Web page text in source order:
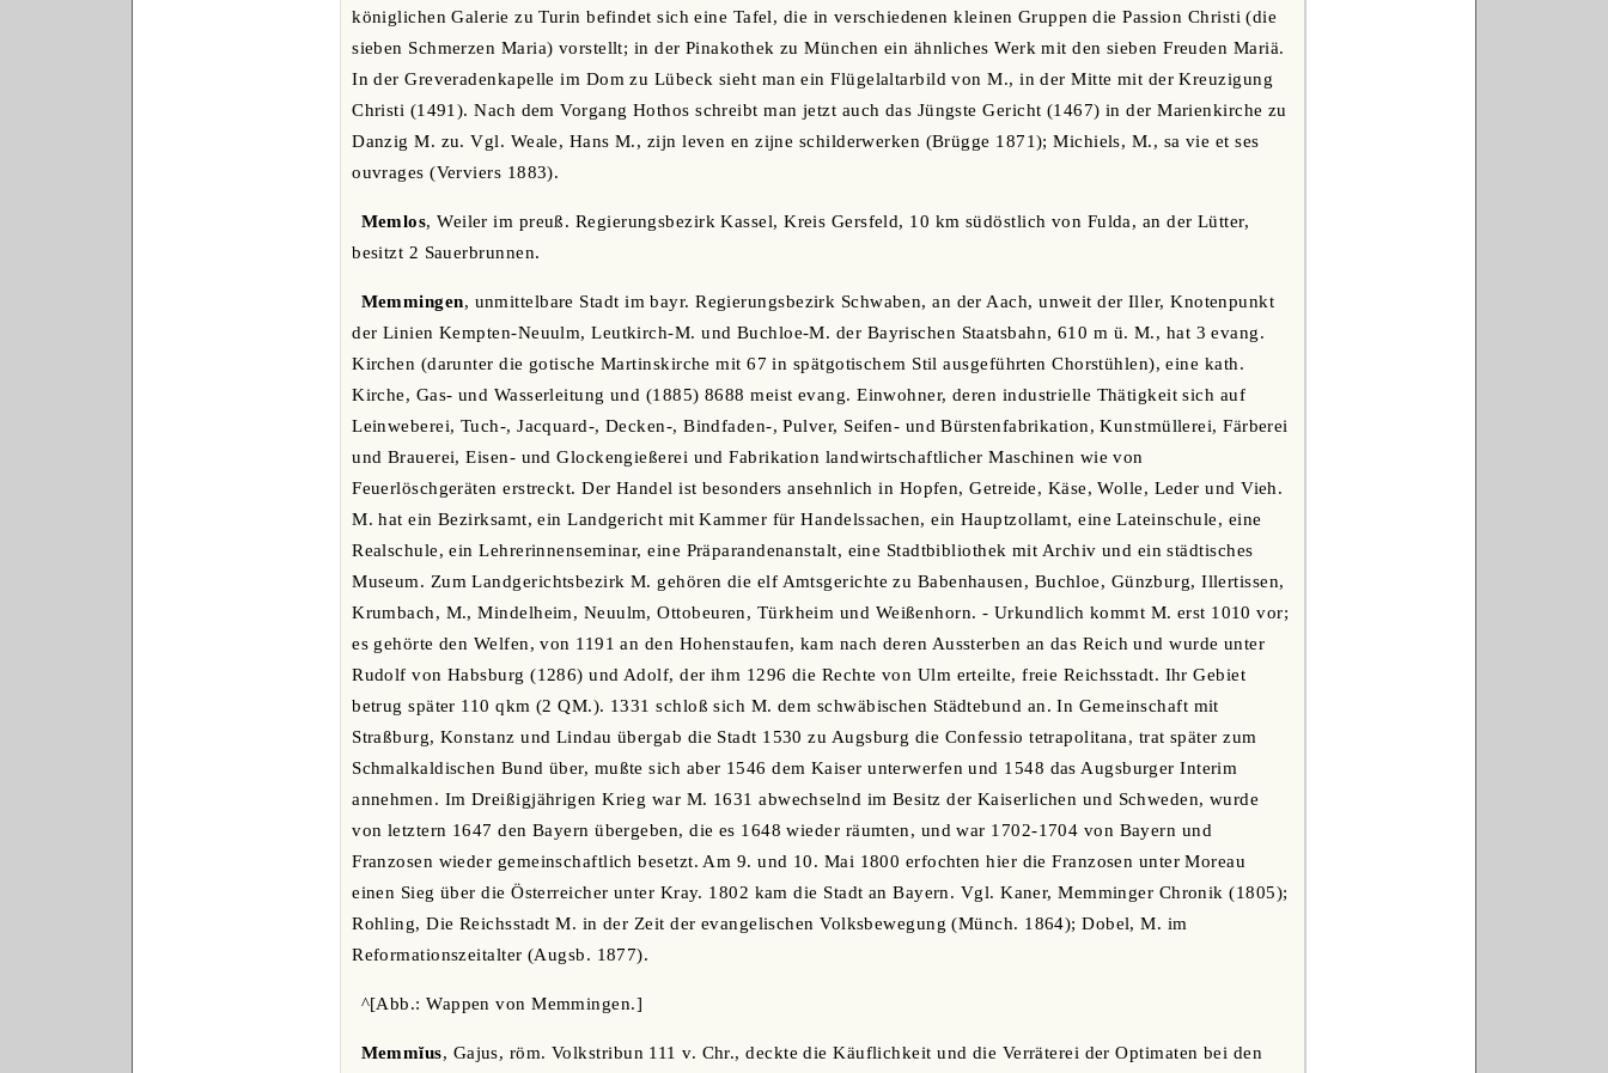
königlichen Galerie zu Turin befindet sich eine Tafel, die in verschiedenen kleinen Gruppen die Passion Christi (die
sieben Schmerzen Maria) vorstellt; in der Pinakothek zu München ein ähnliches Werk mit den sieben Freuden Mariä.
In der Greveradenkapelle im Dom zu Lübeck sieht man ein Flügelaltarbild von M., in der Mitte mit der Kreuzigung
Christi (1491). Nach dem Vorgang Hothos schreibt man jetzt auch das Jüngste Gericht (1467) in der Marienkirche zu
Danzig M. zu. Vgl. Weale, Hans M., zijn leven en zijne schilderwerken (Brügge 1871); Michiels, M., sa vie et ses
ouvrages (Verviers 1883).
Memlos, Weiler im preuß. Regierungsbezirk Kassel, Kreis Gersfeld, 10 km südöstlich von Fulda, an der Lütter,
besitzt 2 Sauerbrunnen.
Memmingen, unmittelbare Stadt im bayr. Regierungsbezirk Schwaben, an der Aach, unweit der Iller, Knotenpunkt
der Linien Kempten-Neuulm, Leutkirch-M. und Buchloe-M. der Bayrischen Staatsbahn, 610 m ü. M., hat 3 evang.
Kirchen (darunter die gotische Martinskirche mit 67 in spätgotischem Stil ausgeführten Chorstühlen), eine kath.
Kirche, Gas- und Wasserleitung und (1885) 8688 meist evang. Einwohner, deren industrielle Thätigkeit sich auf
Leinweberei, Tuch-, Jacquard-, Decken-, Bindfaden-, Pulver, Seifen- und Bürstenfabrikation, Kunstmüllerei, Färberei
und Brauerei, Eisen- und Glockengießerei und Fabrikation landwirtschaftlicher Maschinen wie von
Feuerlöschgeräten erstreckt. Der Handel ist besonders ansehnlich in Hopfen, Getreide, Käse, Wolle, Leder und Vieh.
M. hat ein Bezirksamt, ein Landgericht mit Kammer für Handelssachen, ein Hauptzollamt, eine Lateinschule, eine
Realschule, ein Lehrerinnenseminar, eine Präparandenanstalt, eine Stadtbibliothek mit Archiv und ein städtisches
Museum. Zum Landgerichtsbezirk M. gehören die elf Amtsgerichte zu Babenhausen, Buchloe, Günzburg, Illertissen,
Krumbach, M., Mindelheim, Neuulm, Ottobeuren, Türkheim und Weißenhorn. - Urkundlich kommt M. erst 1010 vor;
es gehörte den Welfen, von 1191 an den Hohenstaufen, kam nach deren Aussterben an das Reich und wurde unter
Rudolf von Habsburg (1286) und Adolf, der ihm 1296 die Rechte von Ulm erteilte, freie Reichsstadt. Ihr Gebiet
betrug später 110 qkm (2 QM.). 1331 schloß sich M. dem schwäbischen Städtebund an. In Gemeinschaft mit
Straßburg, Konstanz und Lindau übergab die Stadt 1530 zu Augsburg die Confessio tetrapolitana, trat später zum
Schmalkaldischen Bund über, mußte sich aber 1546 dem Kaiser unterwerfen und 1548 das Augsburger Interim
annehmen. Im Dreißigjährigen Krieg war M. 1631 abwechselnd im Besitz der Kaiserlichen und Schweden, wurde
von letztern 1647 den Bayern übergeben, die es 1648 wieder räumten, und war 1702-1704 von Bayern und
Franzosen wieder gemeinschaftlich besetzt. Am 9. und 10. Mai 1800 erfochten hier die Franzosen unter Moreau
einen Sieg über die Österreicher unter Kray. 1802 kam die Stadt an Bayern. Vgl. Kaner, Memminger Chronik (1805);
Rohling, Die Reichsstadt M. in der Zeit der evangelischen Volksbewegung (Münch. 1864); Dobel, M. im
Reformationszeitalter (Augsb. 1877).
^[Abb.: Wappen von Memmingen.]
Memmĭus, Gajus, röm. Volkstribun 111 v. Chr., deckte die Käuflichkeit und die Verräterei der Optimaten bei den